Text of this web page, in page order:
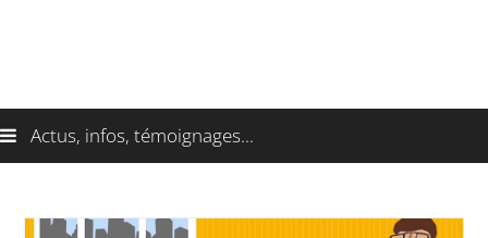
Actus, infos, témoignages...